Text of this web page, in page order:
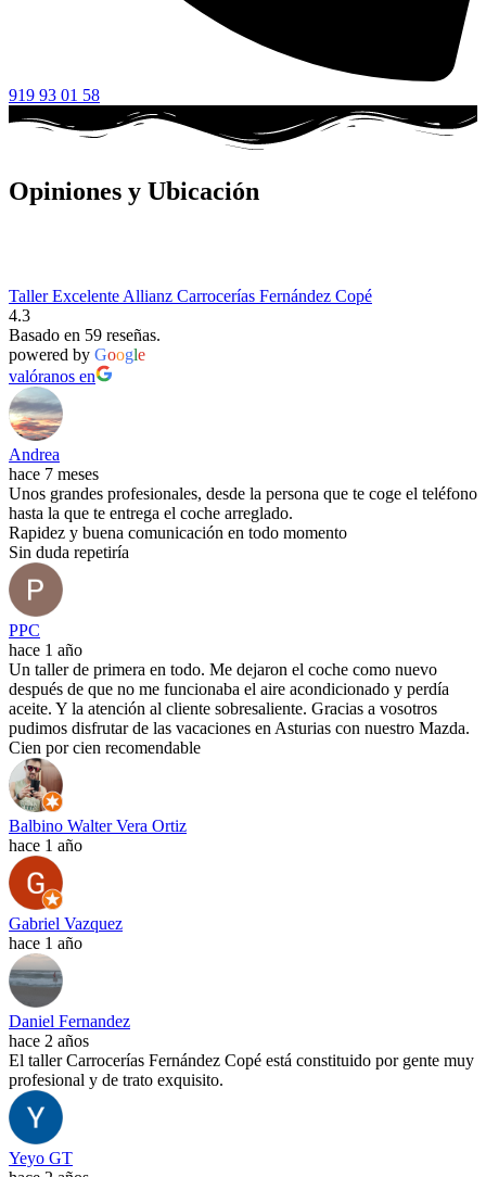
919 93 01 58
Opiniones y Ubicación
Taller Excelente Allianz Carrocerías Fernández Copé
4.3
Basado en 59 reseñas.
powered by Google
valóranos en
Andrea
hace 7 meses
Unos grandes profesionales, desde la persona que te coge el teléfono
hasta la que te entrega el coche arreglado.
Rapidez y buena comunicación en todo momento
Sin duda repetiría
PPC
hace 1 año
Un taller de primera en todo. Me dejaron el coche como nuevo
después de que no me funcionaba el aire acondicionado y perdía
aceite. Y la atención al cliente sobresaliente. Gracias a vosotros
pudimos disfrutar de las vacaciones en Asturias con nuestro Mazda.
Cien por cien recomendable
Balbino Walter Vera Ortiz
hace 1 año
Gabriel Vazquez
hace 1 año
Daniel Fernandez
hace 2 años
El taller Carrocerías Fernández Copé está constituido por gente muy
profesional y de trato exquisito.
Yeyo GT